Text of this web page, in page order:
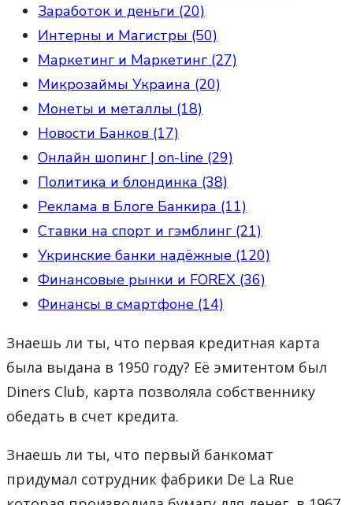
Заработок и деньги (20)
Интерны и Магистры (50)
Маркетинг и Маркетинг (27)
Микрозаймы Украина (20)
Монеты и металлы (18)
Новости Банков (17)
Онлайн шопинг | on-line (29)
Политика и блондинка (38)
Реклама в Блоге Банкира (11)
Ставки на спорт и гэмблинг (21)
Укринские банки надёжные (120)
Финансовые рынки и FOREX (36)
Финансы в смартфоне (14)
Знаешь ли ты, что первая кредитная карта
была выдана в 1950 году? Её эмитентом был
Diners Club, карта позволяла собственнику
обедать в счет кредита.
Знаешь ли ты, что первый банкомат
придумал сотрудник фабрики De La Rue